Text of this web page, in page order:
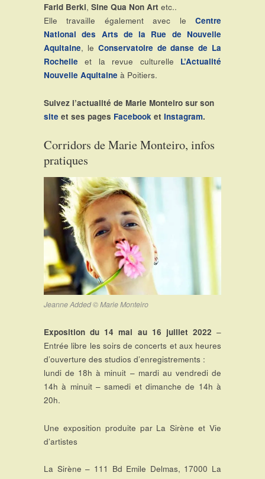
Farid Berki, Sine Qua Non Art etc..
Elle travaille également avec le Centre
National des Arts de la Rue de Nouvelle
Aquitaine, le Conservatoire de danse de La
Rochelle et la revue culturelle L’Actualité
Nouvelle Aquitaine à Poitiers.
Suivez l’actualité de Marie Monteiro sur son
site et ses pages Facebook et Instagram.
Corridors de Marie Monteiro, infos
pratiques
Jeanne Added © Marie Monteiro
Exposition du 14 mai au 16 juillet 2022 –
Entrée libre les soirs de concerts et aux heures
d’ouverture des studios d’enregistrements :
lundi de 18h à minuit – mardi au vendredi de
14h à minuit – samedi et dimanche de 14h à
20h.
Une exposition produite par La Sirène et Vie
d’artistes
La Sirène – 111 Bd Emile Delmas, 17000 La